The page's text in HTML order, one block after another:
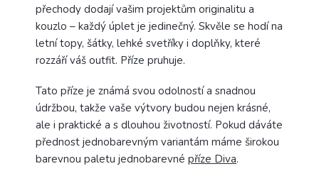
přechody dodají vašim projektům originalitu a
kouzlo – každý úplet je jedinečný. Skvěle se hodí na
letní topy, šátky, lehké svetříky i doplňky, které
rozzáří váš outfit. Příze pruhuje.
Tato příze je známá svou odolností a snadnou
údržbou, takže vaše výtvory budou nejen krásné,
ale i praktické a s dlouhou životností. Pokud dáváte
přednost jednobarevným variantám máme širokou
barevnou paletu jednobarevné příze Diva.